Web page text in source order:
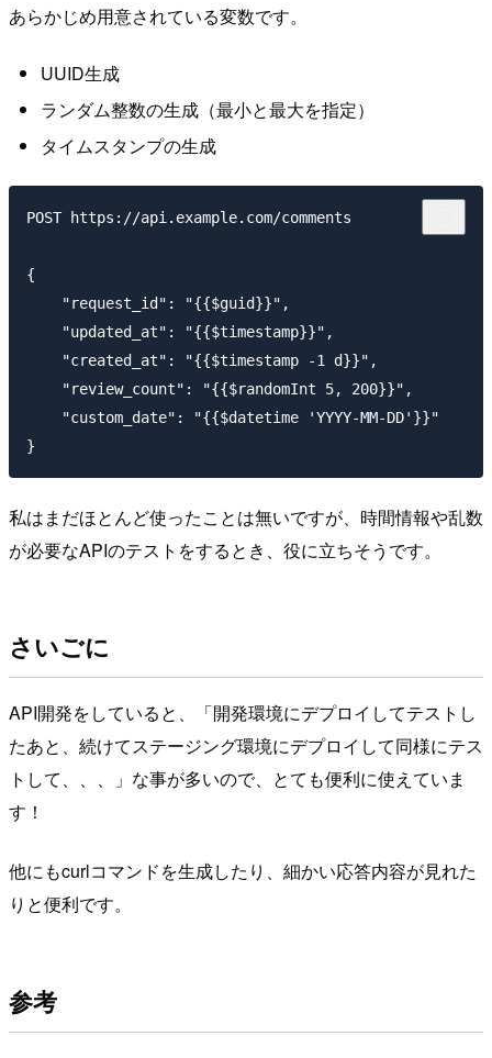
あらかじめ用意されている変数です。
UUID生成
ランダム整数の生成（最小と最大を指定）
タイムスタンプの生成
POST https://api.example.com/comments
{
    "request_id": "{{$guid}}",
    "updated_at": "{{$timestamp}}",
    "created_at": "{{$timestamp -1 d}}",
    "review_count": "{{$randomInt 5, 200}}",
    "custom_date": "{{$datetime 'YYYY-MM-DD'}}"
私はまだほとんど使ったことは無いですが、時間情報や乱数
が必要なAPIのテストをするとき、役に立ちそうです。
さいごに
API開発をしていると、「開発環境にデプロイしてテストし
たあと、続けてステージング環境にデプロイして同様にテス
トして、、、」な事が多いので、とても便利に使えていま
す！
他にもcurlコマンドを生成したり、細かい応答内容が見れた
りと便利です。
参考